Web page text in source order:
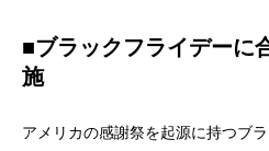
■ブラックフライデーに
施
アメリカの感謝祭を起源に持つブ